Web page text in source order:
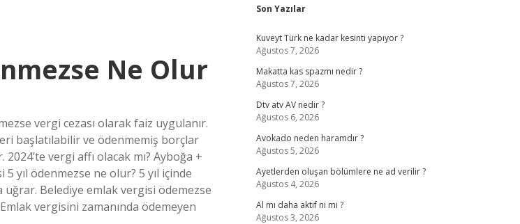
Ne Olur
vergi cezası olarak faiz uygulanır.
başlatılabilir ve ödenmemiş borçlar
vergi affı olacak mı? Ayboğa +
yıl ödenmezse ne olur? 5 yıl içinde
uğrar. Belediye emlak vergisi ödemezse
vergisini zamanında ödemeyen
Sidebar
Son Yazılar
Kuveyt Türk ne kadar kesinti yapıyor ?
Ağustos 7, 2026
Makatta kas spazmı nedir ?
Ağustos 7, 2026
Dtv atv AV nedir ?
Ağustos 6, 2026
Avokado neden haramdır ?
Ağustos 5, 2026
Ayetlerden oluşan bölümlere ne ad verilir ?
Ağustos 4, 2026
Al mı daha aktif ni mi ?
Ağustos 3, 2026